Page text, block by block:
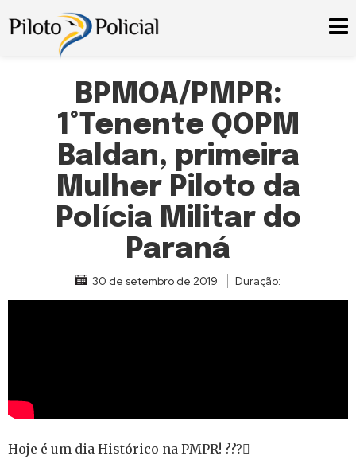
BPMOA/PMPR:
1°Tenente QOPM
Baldan, primeira
Mulher Piloto da
Polícia Militar do
Paraná
30 de setembro de 2019 Duração:
Hoje é um dia Histórico na PMPR! ???‍✈